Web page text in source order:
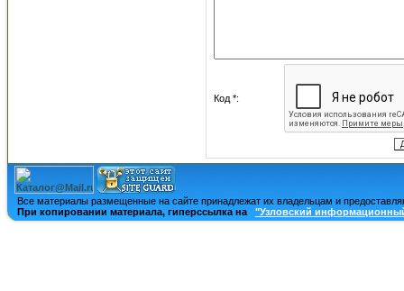
Код *:
Все материалы размещенные на сайте принадлежат их владельцам и
При копировании материала, гиперссылка на
"Узловский